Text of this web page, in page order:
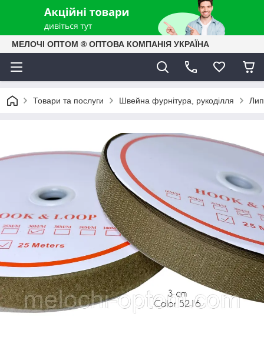
МЕЛОЧІ ОПТОМ ® ОПТОВА КОМПАНІЯ УКРАЇНА
Товари та послуги Швейна фурнітура, рукоділля